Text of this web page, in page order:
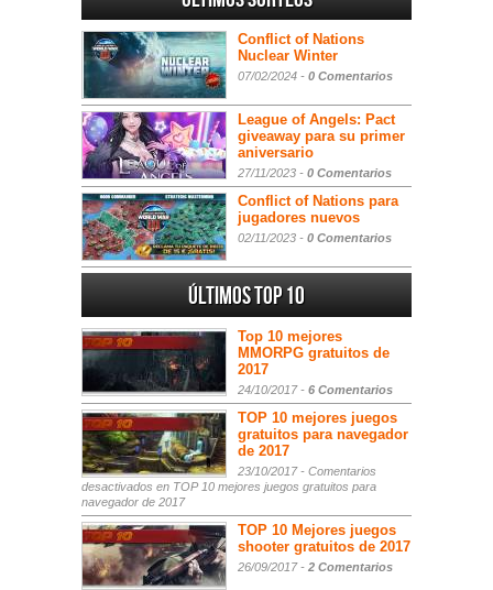
Conflict of Nations
Nuclear Winter
07/02/2024 - 0 Comentarios
League of Angels: Pact
giveaway para su primer
aniversario
27/11/2023 - 0 Comentarios
Conflict of Nations para
jugadores nuevos
02/11/2023 - 0 Comentarios
Últimos Top 10
Top 10 mejores
MMORPG gratuitos de
2017
24/10/2017 - 6 Comentarios
TOP 10 mejores juegos
gratuitos para navegador
de 2017
23/10/2017 - Comentarios
desactivados en TOP 10 mejores juegos gratuitos para
navegador de 2017
TOP 10 Mejores juegos
shooter gratuitos de 2017
26/09/2017 - 2 Comentarios